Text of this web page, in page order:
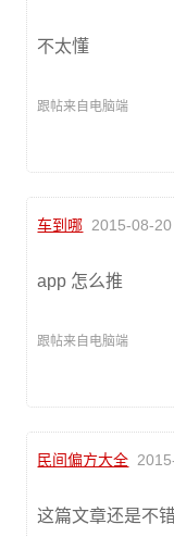
不太懂
跟帖来自电脑端
车到哪 2015-08-
app 怎么推
跟帖来自电脑端
民间偏方大全
这篇文章还是不